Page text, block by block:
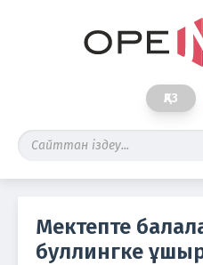
ҚАЗ
Мектепте
буллингке